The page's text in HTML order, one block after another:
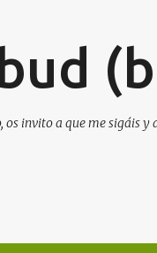
os invito a que me sigáis